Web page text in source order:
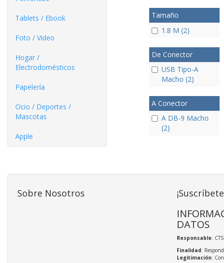
Tablets / Ebook
Foto / Video
Hogar /
Electrodomésticos
Papelería
Ocio / Deportes /
Mascotas
Apple
Tamaño
1.8 M (2)
De Conector
USB Tipo-A
Macho (2)
A Conector
A DB-9 Macho
(2)
Sobre Nosotros
DATOS
Responsable:
Finalidad:
Legitimación: